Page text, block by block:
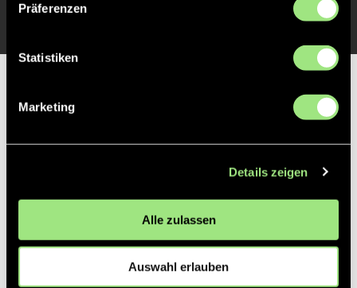
Präferenzen
Statistiken
Marketing
Details zeigen
Alle zulassen
Auswahl erlauben